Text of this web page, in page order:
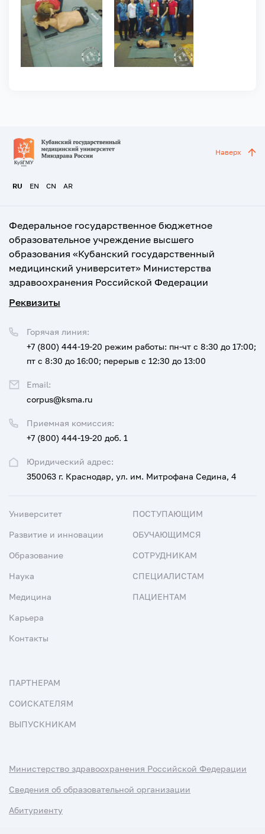
RU EN CN AR
Наверх
Федеральное государственное бюджетное
образовательное учреждение высшего
образования «Кубанский государственный
медицинский университет» Министерства
здравоохранения Российской Федерации
Реквизиты
Юридический адрес:
350063 г. Краснодар, ул. им. Митрофана Седина, 4
Приемная комиссия:
+7 (800) 444-19-20 доб. 1
Горячая линия:
+7 (800) 444-19-20 режим работы: пн-чт с 8:30 до 17:00;
пт с 8:30 до 16:00; перерыв с 12:30 до 13:00
Email:
corpus@ksma.ru
Университет
Развитие и инновации
Образование
Наука
Медицина
Карьера
Контакты
ПОСТУПАЮЩИМ
ОБУЧАЮЩИМСЯ
СОТРУДНИКАМ
СПЕЦИАЛИСТАМ
ПАЦИЕНТАМ
ПАРТНЕРАМ
СОИСКАТЕЛЯМ
ВЫПУСКНИКАМ
Министерство здравоохранения Российской Федерации
Сведения об образовательной организации
Абитуриенту